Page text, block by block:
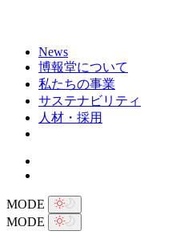
News
博報堂について
私たちの事業
サステナビリティ
人材・採用
MODE
MODE